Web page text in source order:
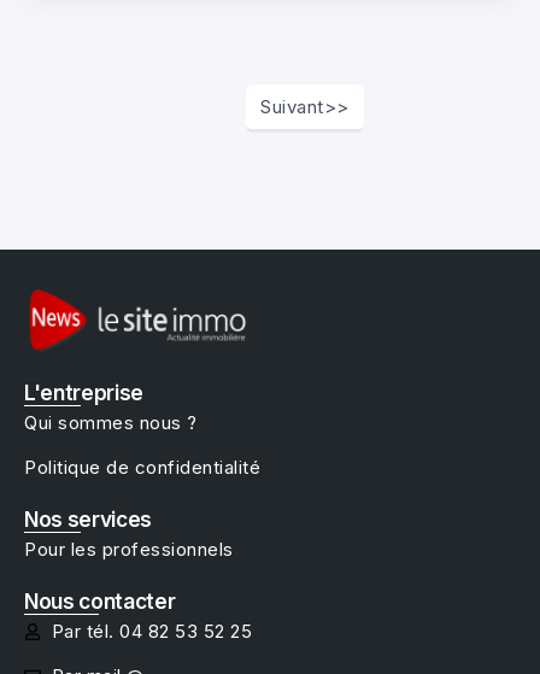
Suivant>>
L'entreprise
Qui sommes nous ?
Politique de confidentialité
Nos services
Pour les professionnels
Nous contacter
Par tél. 04 82 53 52 25